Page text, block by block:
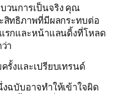
วนการเป็นจริง คุณ
สิทธิภาพที่มีผลกระทบต่อ
รกและหน้าแลนดิ้งที่โหลด
า
รั้งและเปรียบเทรนด์
ฉบับอาจทำให้เข้าใจผิด